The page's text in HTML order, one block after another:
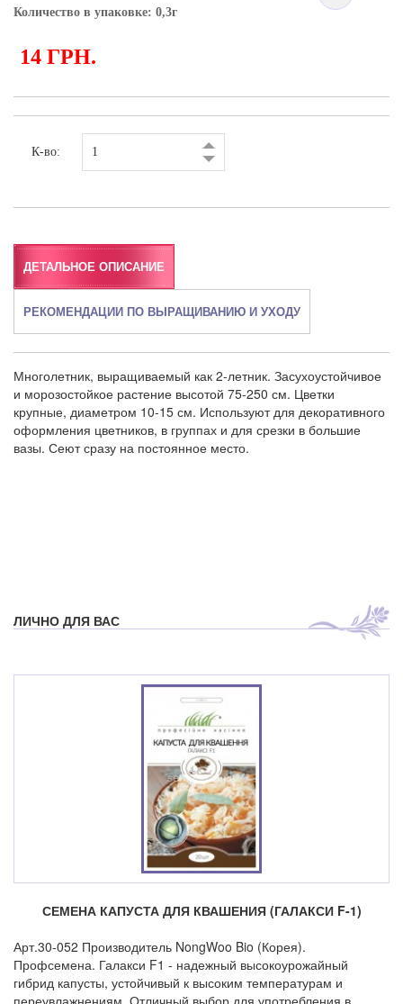
Количество в упаковке: 0,3г
14 ГРН.
К-во:
ДЕТАЛЬНОЕ ОПИСАНИЕ
РЕКОМЕНДАЦИИ ПО ВЫРАЩИВАНИЮ И УХОДУ
Многолетник, выращиваемый как 2-летник. Засухоустойчивое
и морозостойкое растение высотой 75-250 см. Цветки
крупные, диаметром 10-15 см. Используют для декоративного
оформления цветников, в группах и для срезки в большие
вазы. Сеют сразу на постоянное место.
ЛИЧНО ДЛЯ ВАС
СЕМЕНА КАПУСТА ДЛЯ КВАШЕНИЯ (ГАЛАКСИ F-1)
Арт.30-052 Производитель NongWoo Bio (Корея).
Профсемена. Галакси F1 - надежный высокоурожайный
гибрид капусты, устойчивый к высоким температурам и